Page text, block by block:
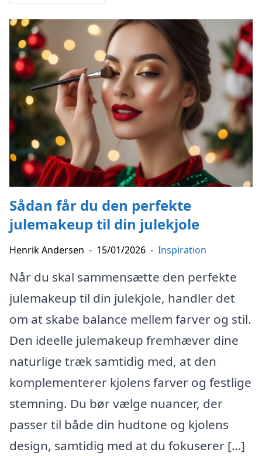
Sådan får du den perfekte
julemakeup til din julekjole
Henrik Andersen - 15/01/2026 - Inspiration
Når du skal sammensætte den perfekte
julemakeup til din julekjole, handler det
om at skabe balance mellem farver og stil.
Den ideelle julemakeup fremhæver dine
naturlige træk samtidig med, at den
komplementerer kjolens farver og festlige
stemning. Du bør vælge nuancer, der
passer til både din hudtone og kjolens
design, samtidig med at du fokuserer […]